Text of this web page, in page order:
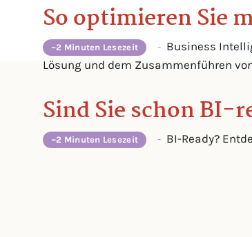
So optimieren Sie
~2 Minuten Lesezeit - Business
Lösung und dem Zusammenführen
Sind Sie schon BI-
~2 Minuten Lesezeit - BI-Ready?